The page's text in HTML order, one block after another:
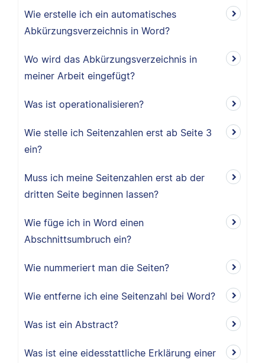
Wie erstelle ich ein automatisches
Abkürzungsverzeichnis in Word?
Wo wird das Abkürzungsverzeichnis in
meiner Arbeit eingefügt?
Was ist operationalisieren?
Wie stelle ich Seitenzahlen erst ab Seite 3
ein?
Muss ich meine Seitenzahlen erst ab der
dritten Seite beginnen lassen?
Wie füge ich in Word einen
Abschnittsumbruch ein?
Wie nummeriert man die Seiten?
Wie entferne ich eine Seitenzahl bei Word?
Was ist ein Abstract?
Was ist eine eidesstattliche Erklärung einer